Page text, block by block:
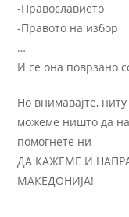
-Православието
-Правото на избор
…
И се она поврзано
Но внимавајте,
можеме ништо да
помогнете ни
ДА КАЖЕМЕ И
МАКЕДОНИЈА!